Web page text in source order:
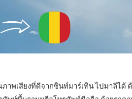
เสียงที่ดีจากซินท์มาร์เทิน ไปมาลีได้ ด้